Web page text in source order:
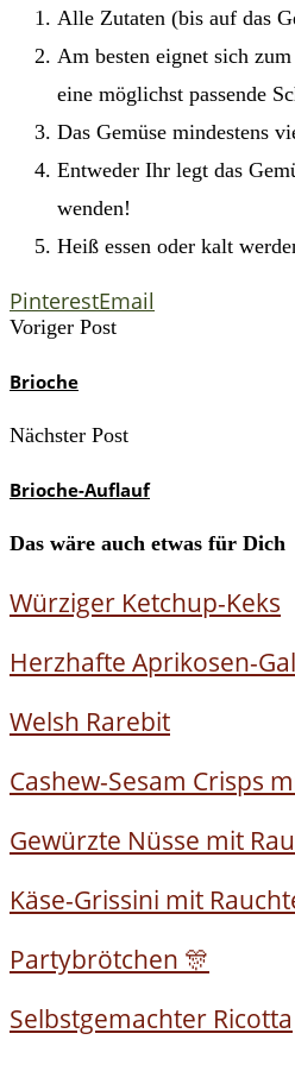
Alle Zutaten (bis auf das
Am besten eignet sich
eine möglichst passende
Das Gemüse mindestens
Entweder Ihr legt das
wenden!
Heiß essen oder kalt
PinterestEmail
Voriger Post
Brioche
Nächster Post
Brioche-Auflauf
Das wäre auch etwas für Dich
Würziger Ketchup-Keks
Herzhafte Aprikosen-
Welsh Rarebit
Cashew-Sesam Crisps
Gewürzte Nüsse mit
Käse-Grissini mit
Partybrötchen 🎊
Selbstgemachter Ricotta